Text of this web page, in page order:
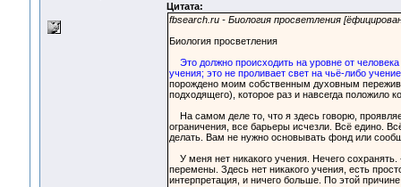
Цитата:
fbsearch.ru - Биология просветления
Биология просветления
Это должно происходить на уровне от
учения; это не проливает свет на чьё-либо
порождено моим собственным духовным
подходящего), которое раз и навсегда положило
На самом деле то, что я здесь говорю,
ограничения, все барьеры исчезли. Всё едино.
делать. Вам не нужно основывать фонд или
У меня нет никакого учения. Нечего сохранять.
перемены. Здесь нет никакого учения, есть
интерпретация, и ничего больше. По этой